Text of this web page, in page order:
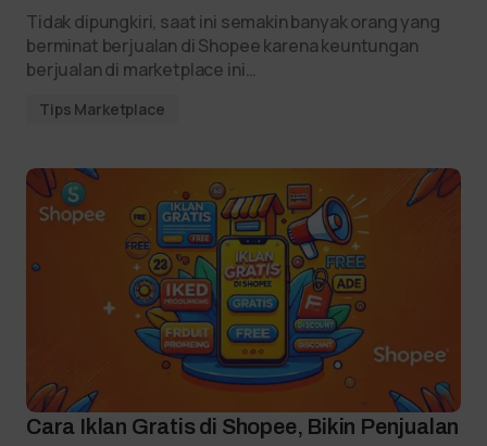
Tidak dipungkiri, saat ini semakin banyak orang yang
berminat berjualan di Shopee karena keuntungan
berjualan di marketplace ini…
Tips Marketplace
Cara Iklan Gratis di Shopee, Bikin Penjualan